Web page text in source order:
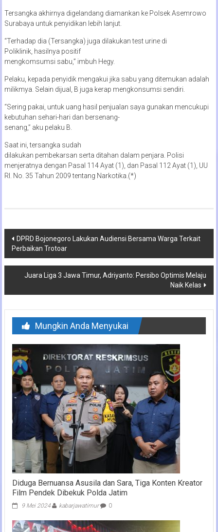
Tersangka akhirnya digelandang diamankan ke Polsek Asemrowo
Surabaya untuk penyidikan lebih lanjut.
“Terhadap dia (Tersangka) juga dilakukan test urine di
Poliklinik, hasilnya positif
mengkomsumsi sabu,” imbuh Hegy.
Pelaku, kepada penyidik mengakui jika sabu yang ditemukan adalah
milikmya. Selain dijual, B juga kerap mengkonsumsi sendiri.
“Sering pakai, untuk uang hasil penjualan saya gunakan mencukupi
kebutuhan sehari-hari dan bersenang-
senang,” aku pelaku B.
Saat ini, tersangka sudah
dilakukan pembekarsan serta ditahan dalam penjara. Polisi
menjeratnya dengan Pasal 114 Ayat (1), dan Pasal 112 Ayat (1), UU
RI. No. 35 Tahun 2009 tentang Narkotika.(*)
Navigasi
pos
DPRD Bojonegoro Lakukan Audiensi Bersama Warga Terkait
Perbaikan Trotoar
Juara Liga 3 Jawa Timur, Adriyanto: Persibo Optimis Melaju
Naik Kelas
Mungkin Anda Menyukai
Diduga Bernuansa Asusila dan Sara, Tiga Konten Kreator
Film Pendek Dibekuk Polda Jatim
9 Mei 2024 kabarjawatimur 0